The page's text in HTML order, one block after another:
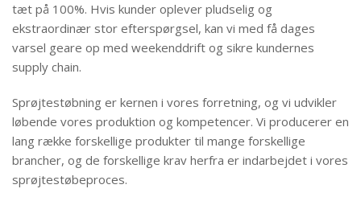
tæt på 100%. Hvis kunder oplever pludselig og
ekstraordinær stor efterspørgsel, kan vi med få dages
varsel geare op med weekenddrift og sikre kundernes
supply chain.
Sprøjtestøbning er kernen i vores forretning, og vi udvikler
løbende vores produktion og kompetencer. Vi producerer en
lang række forskellige produkter til mange forskellige
brancher, og de forskellige krav herfra er indarbejdet i vores
sprøjtestøbeproces.